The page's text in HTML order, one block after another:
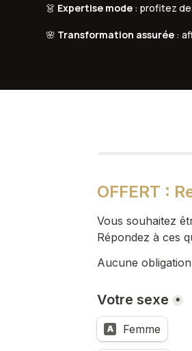
👗 Expertise mode : profitez
🌸 Transformation assurée :